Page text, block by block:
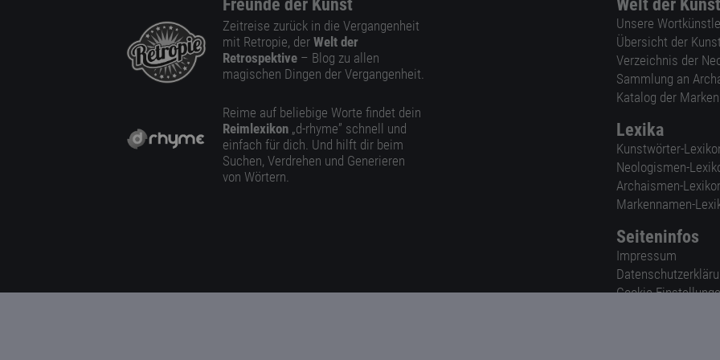
Freunde der Kunst
Zeitreise zurück in die Vergangenheit
mit Retropie, der Welt der
Retrospektive – Blog zu allen
magischen Dingen der Vergangenheit.
Reime auf beliebige Worte findet dein
Reimlexikon „d-rhyme” schnell und
einfach für dich. Und hilft dir beim
Suchen, Verdrehen und Generieren
von Wörtern.
Welt der
Unsere
Übersicht der
Verzeichnis der
Sammlung an
Katalog der
Lexika
Kunstwörter-
Neologismen-
Archaismen-
Markennamen-
Seiteninfos
Impressum
Cookie-